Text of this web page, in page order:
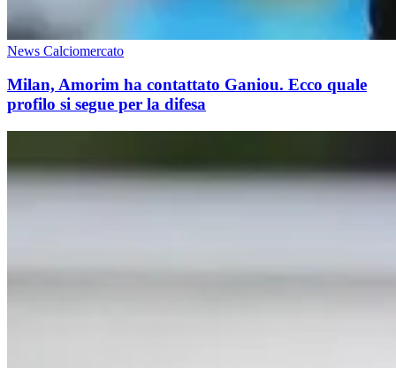
News Calciomercato
Milan, Amorim ha contattato Ganiou. Ecco quale
profilo si segue per la difesa